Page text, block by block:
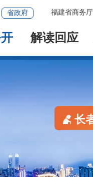
福建省商务
省政府
解读回应
长